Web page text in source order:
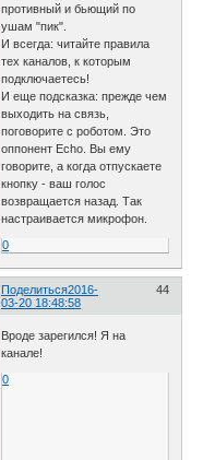
противный и бьющий по
ушам "пик".
И всегда: читайте правила
тех каналов, к которым
подключаетесь!
И еще подсказка: прежде чем
выходить на связь,
поговорите с роботом. Это
оппонент Echo. Вы ему
говорите, а когда отпускаете
кнопку - ваш голос
возвращается назад. Так
настраивается микрофон.
0
Поделиться 44
2016-
03-20 18:48:58
Вроде зарегился! Я на
канале!
0